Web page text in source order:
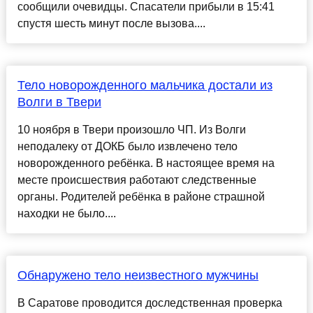
сообщили очевидцы. Спасатели прибыли в 15:41
спустя шесть минут после вызова....
Тело новорожденного мальчика достали из
Волги в Твери
10 ноября в Твери произошло ЧП. Из Волги
неподалеку от ДОКБ было извлечено тело
новорожденного ребёнка. В настоящее время на
месте происшествия работают следственные
органы. Родителей ребёнка в районе страшной
находки не было....
Обнаружено тело неизвестного мужчины
В Саратове проводится доследственная проверка